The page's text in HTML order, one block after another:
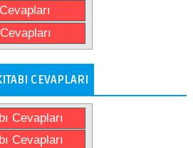
CEVAPLARI
Cevapları
Cevapları